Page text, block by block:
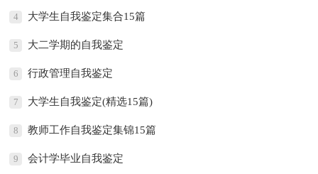
4 大学生自我鉴定集合15篇
5 大二学期的自我鉴定
6 行政管理自我鉴定
7 大学生自我鉴定(精选15篇)
8 教师工作自我鉴定集锦15篇
9 会计学毕业自我鉴定